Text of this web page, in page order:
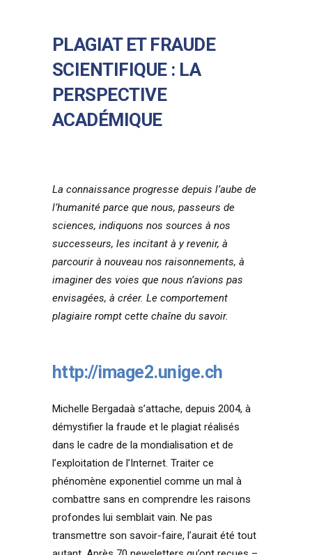
PLAGIAT ET FRAUDE
SCIENTIFIQUE : LA
PERSPECTIVE
ACADÉMIQUE
La connaissance progresse depuis l’aube de
l’humanité parce que nous, passeurs de
sciences, indiquons nos sources à nos
successeurs, les incitant à y revenir, à
parcourir à nouveau nos raisonnements, à
imaginer des voies que nous n’avions pas
envisagées, à créer. Le comportement
plagiaire rompt cette chaîne du savoir.
http://image2.unige.ch
Michelle Bergadaà s’attache, depuis 2004, à
démystifier la fraude et le plagiat réalisés
dans le cadre de la mondialisation et de
l’exploitation de l’Internet. Traiter ce
phénomène exponentiel comme un mal à
combattre sans en comprendre les raisons
profondes lui semblait vain. Ne pas
transmettre son savoir-faire, l’aurait été tout